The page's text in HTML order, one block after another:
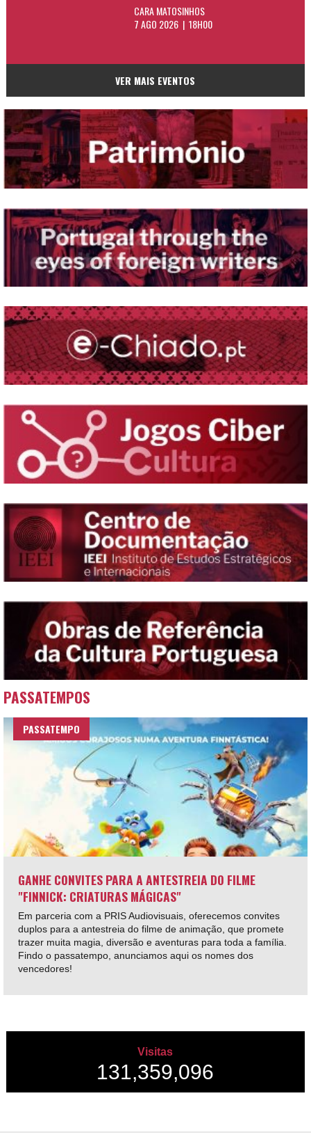
CARA MATOSINHOS
7 AGO 2026 | 18H00
VER MAIS EVENTOS
PASSATEMPOS
PASSATEMPO
GANHE CONVITES PARA A ANTESTREIA DO FILME
"FINNICK: CRIATURAS MÁGICAS"
Em parceria com a PRIS Audiovisuais, oferecemos convites
duplos para a antestreia do filme de animação, que promete
trazer muita magia, diversão e aventuras para toda a família.
Findo o passatempo, anunciamos aqui os nomes dos
vencedores!
Visitas
131,359,096